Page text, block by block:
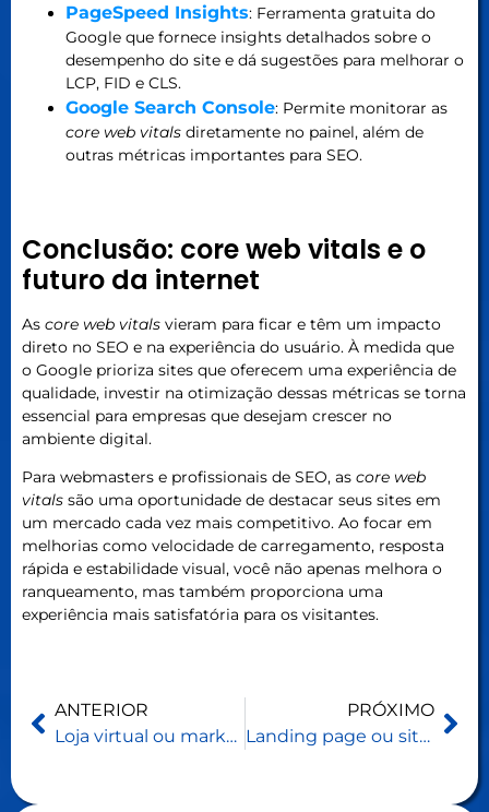
PageSpeed Insights: Ferramenta gratuita do
Google que fornece insights detalhados sobre o
desempenho do site e dá sugestões para melhorar o
LCP, FID e CLS.
Google Search Console: Permite monitorar as
core web vitals diretamente no painel, além de
outras métricas importantes para SEO.
Conclusão: core web vitals e o
futuro da internet
As core web vitals vieram para ficar e têm um impacto
direto no SEO e na experiência do usuário. À medida que
o Google prioriza sites que oferecem uma experiência de
qualidade, investir na otimização dessas métricas se torna
essencial para empresas que desejam crescer no
ambiente digital.
Para webmasters e profissionais de SEO, as core web
vitals são uma oportunidade de destacar seus sites em
um mercado cada vez mais competitivo. Ao focar em
melhorias como velocidade de carregamento, resposta
rápida e estabilidade visual, você não apenas melhora o
ranqueamento, mas também proporciona uma
experiência mais satisfatória para os visitantes.
ANTERIOR
Loja virtual ou marketplace: Qual tipo de loja dá mais lucro?
PRÓXIMO
Landing page ou site: como escolher estrategicamente?